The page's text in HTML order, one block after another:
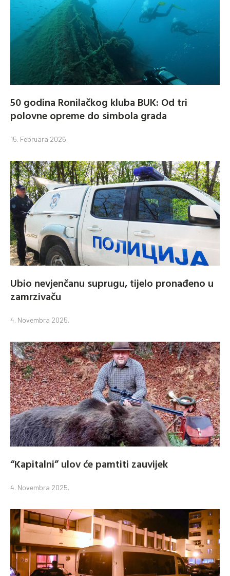
50 godina Ronilačkog kluba BUK: Od tri
polovne opreme do simbola grada
15. Februara 2026.
Ubio nevjenčanu suprugu, tijelo pronađeno u
zamrzivaču
4. Novembra 2025.
“Kapitalni” ulov će pamtiti zauvijek
4. Novembra 2025.